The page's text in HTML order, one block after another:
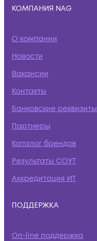
КОМПАНИЯ NAG
О компании
Новости
Вакансии
Контакты
Банковские реквизиты
Партнеры
Каталог брендов
Результаты СОУТ
Аккредитация ИТ
ПОДДЕРЖКА
On-line поддержка